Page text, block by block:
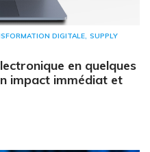
DIGITALE, SUPPLY
en quelques
impact immédiat et